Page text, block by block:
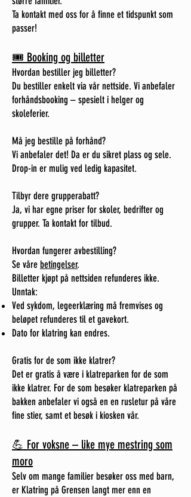
Ta kontakt med oss for å finne et tidspunkt som
passer!
🎟️ Booking og billetter
Hvordan bestiller jeg billetter?
Du bestiller enkelt via vår nettside. Vi anbefaler
forhåndsbooking – spesielt i helger og
skoleferier.
Må jeg bestille på forhånd?
Vi anbefaler det! Da er du sikret plass og sele.
Drop-in er mulig ved ledig kapasitet.
Tilbyr dere grupperabatt?
Ja, vi har egne priser for skoler, bedrifter og
grupper. Ta kontakt for tilbud.
Hvordan fungerer avbestilling?
Se våre betingelser.
Billetter kjøpt på nettsiden refunderes ikke.
Unntak:
Ved sykdom, legeerklæring må fremvises og
beløpet refunderes til et gavekort.
Dato for klatring kan endres.
Gratis for de som ikke klatrer?
Det er gratis å være i klatreparken for de som
ikke klatrer. For de som besøker klatreparken på
bakken anbefaler vi også en en rusletur på våre
fine stier, samt et besøk i kiosken vår.
💪 For voksne – like mye mestring som
moro
Selv om mange familier besøker oss med barn,
er Klatring på Grensen langt mer enn en